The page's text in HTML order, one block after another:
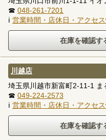
☎ 048-261-7201
ℹ 営業時間・店休日・アクセ
川越店
埼玉県川越市新富町2-11-1 ま
☎ 049-224-2573
ℹ 営業時間・店休日・アクセ